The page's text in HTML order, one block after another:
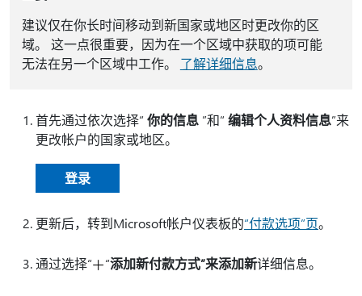
建议仅在你长时间移动到新国家或地区时更改你的区
域。 这一点很重要，因为在一个区域中获取的项可能
无法在另一个区域中工作。 了解详细信息。
首先通过依次选择“ 你的信息 ”和“ 编辑个人资料信息”来
更改帐户的国家或地区。
登录
更新后，转到Microsoft帐户仪表板的“付款选项”页。
通过选择“ “添加新付款方式”来添加新详细信息。